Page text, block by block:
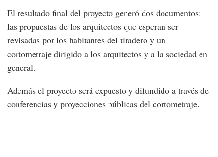
El resultado final del proyecto generó dos documentos:
las propuestas de los arquitectos que esperan ser
revisadas por los habitantes del tiradero y un
cortometraje dirigido a los arquitectos y a la sociedad en
general.
Además el proyecto será expuesto y difundido a través de
conferencias y proyecciones públicas del cortometraje.